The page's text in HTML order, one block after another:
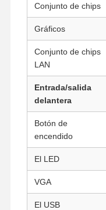
Conjunto de chips
Gráficos
Conjunto de chips
LAN
Entrada/salida
delantera
Botón de
encendido
El LED
VGA
El USB